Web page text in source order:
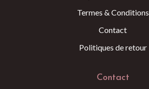
Termes & Conditions
Contact
Politiques de retour
Contact